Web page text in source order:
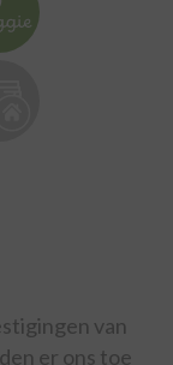
van
er ons toe